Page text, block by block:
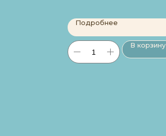
Подробнее
В корзину